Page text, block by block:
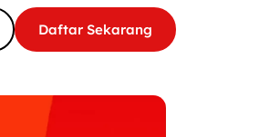
Daftar Sekarang